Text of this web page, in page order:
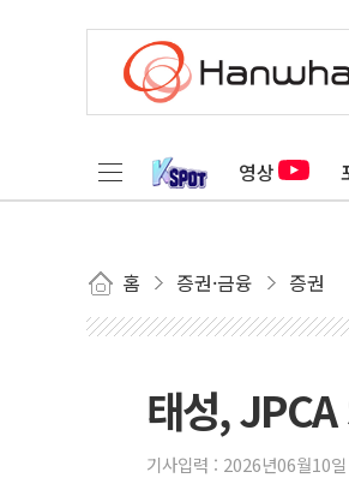
영상
홈 증권·금융 증권
태성,
기사입력 : 2026년06월10